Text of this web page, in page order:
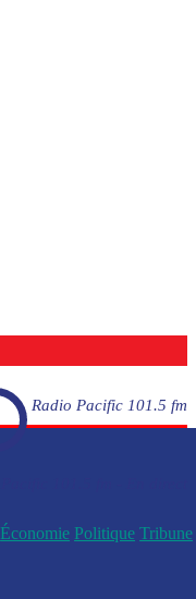
Radio Pacific 101.5 fm
Économie Politique Tribune